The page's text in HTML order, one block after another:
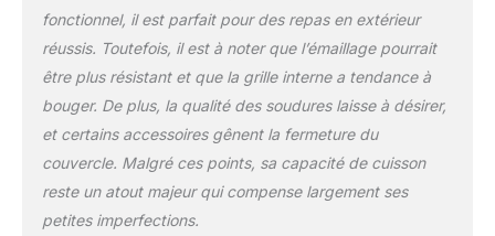
excellente stabilité tout
en étant facile à déplacer
où vous le souhaitez.
NOTICE CLAIRE EN
FRANÇAIS | Le montage
est recommandé à deux
personnes, avec un
temps moyen
d’assemblage de 45
fonctionnel, il est parfait pour des repas en extérieur
réussis. Toutefois, il est à noter que l’émaillage pourrait
être plus résistant et que la grille interne a tendance à
bouger. De plus, la qualité des soudures laisse à désirer,
et certains accessoires gênent la fermeture du
couvercle. Malgré ces points, sa capacité de cuisson
reste un atout majeur qui compense largement ses
petites imperfections.